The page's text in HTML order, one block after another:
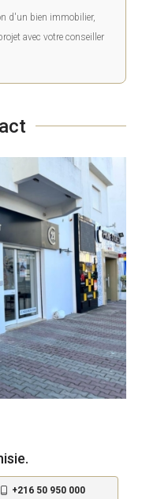
d'un bien immobilier,
avec votre conseiller
+216 50 950 000